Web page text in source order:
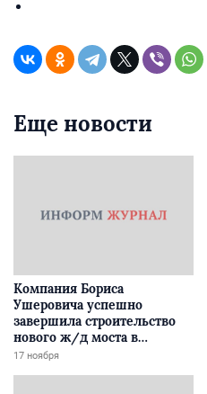
Еще новости
Компания Бориса
Ушеровича успешно
завершила строительство
нового ж/д моста в
Забайкалье
17 ноября